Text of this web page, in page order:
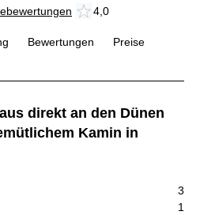
4,0
Bewertungen
Preise
direkt an den Dünen
Kamin in
3
1